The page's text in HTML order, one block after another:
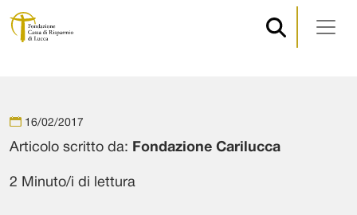
Navigazione principale
16/02/2017
Articolo scritto da: Fondazione Carilucca
2 Minuto/i di lettura